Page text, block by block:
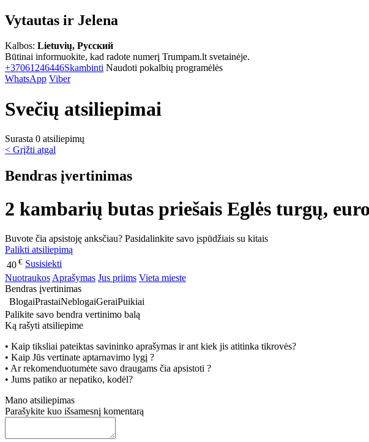
Vytautas ir Jelena
Kalbos: Lietuvių, Русский
Būtinai informuokite, kad radote numerį Trumpam.lt svetainėje.
+37061246446Skambinti Naudoti pokalbių programėlės
WhatsApp Viber
Svečių atsiliepimai
Surasta 0 atsiliepimų
< Grįžti atgal
Bendras įvertinimas
2 kambarių butas priešais Eglės turgų,
Buvote čia apsistoję anksčiau? Pasidalinkite savo įspūdžiais su kitais
Palikti atsiliepimą
40 € Susisiekti
Nuotraukos Aprašymas Jus priims Vieta mieste
Bendras įvertinimas
BlogaiPrastaiNeblogaiGeraiPuikiai
Palikite savo bendra vertinimo balą
Ką rašyti atsiliepime
• Kaip tiksliai pateiktas savininko aprašymas ir ant kiek jis atitinka tikrovės?
• Kaip Jūs vertinate aptarnavimo lygį ?
• Ar rekomenduotumėte savo draugams čia apsistoti ?
• Jums patiko ar nepatiko, kodėl?
Mano atsiliepimas
Parašykite kuo išsamesnį komentarą